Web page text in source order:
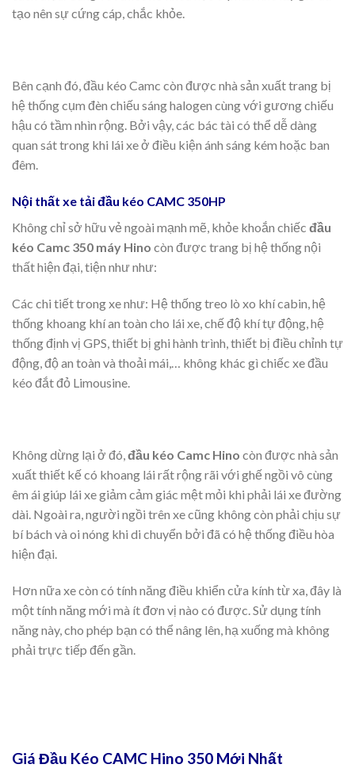
tạo nên sự cứng cáp, chắc khỏe.
Bên cạnh đó, đầu kéo Camc còn được nhà sản xuất trang bị
hệ thống cụm đèn chiếu sáng halogen cùng với gương chiếu
hậu có tầm nhìn rộng. Bởi vậy, các bác tài có thể dễ dàng
quan sát trong khi lái xe ở điều kiện ánh sáng kém hoặc ban
đêm.
Nội thất xe tải đầu kéo CAMC 350HP
Không chỉ sở hữu vẻ ngoài mạnh mẽ, khỏe khoắn chiếc đầu
kéo Camc 350 máy Hino còn được trang bị hệ thống nội
thất hiện đại, tiện như như:
Các chi tiết trong xe như: Hệ thống treo lò xo khí cabin, hệ
thống khoang khí an toàn cho lái xe, chế độ khí tự động, hệ
thống định vị GPS, thiết bị ghi hành trình, thiết bị điều chỉnh tự
động, độ an toàn và thoải mái,… không khác gì chiếc xe đầu
kéo đắt đỏ Limousine.
Không dừng lại ở đó,đầu kéo Camc Hino còn được nhà sản
xuất thiết kế có khoang lái rất rộng rãi với ghế ngồi vô cùng
êm ái giúp lái xe giảm cảm giác mệt mỏi khi phải lái xe đường
dài. Ngoài ra, người ngồi trên xe cũng không còn phải chịu sự
bí bách và oi nóng khi di chuyển bởi đã có hệ thống điều hòa
hiện đại.
Hơn nữa xe còn có tính năng điều khiển cửa kính từ xa, đây là
một tính năng mới mà ít đơn vị nào có được. Sử dụng tính
năng này, cho phép bạn có thể nâng lên, hạ xuống mà không
phải trực tiếp đến gần.
Giá Đầu Kéo CAMC Hino 350 Mới Nhất